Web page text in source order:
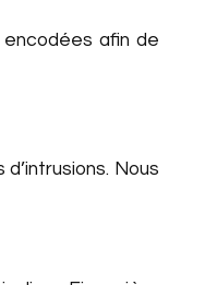
afin de
Nous